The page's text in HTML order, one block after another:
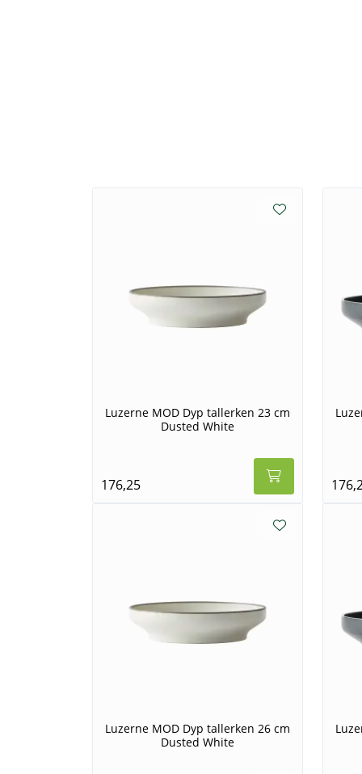
Hos Luzerne bruker de smartere
redusere forurensningsbelastningen på
Luzerne MOD Dyp tallerken 23 cm
Dusted White
176,25
Luzerne MOD Dyp tallerken 26 cm
Dusted White